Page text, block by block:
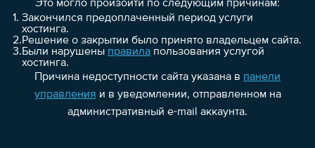
Это могло произойти по следующим причинам:
1. Закончился предоплаченный период услуги
хостинга.
2.Решение о закрытии было принято владельцем сайта.
3.Были нарушены правилапользования услугой
хостинга.
Причина недоступности сайта указана в панели
управления и в уведомлении, отправленном на
административный e-mail аккаунта.